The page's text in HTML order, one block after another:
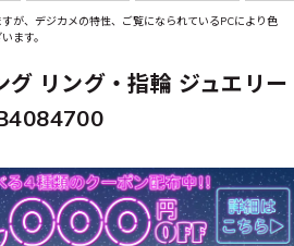
が、デジカメの特性、ご覧になられているPCにより色
ます。
グ リング・指輪 ジュエリー